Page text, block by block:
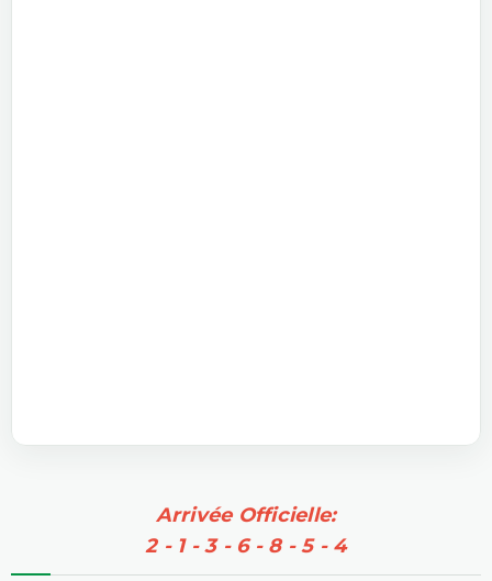
Arrivée Officielle:
2 - 1 - 3 - 6 - 8 - 5 - 4